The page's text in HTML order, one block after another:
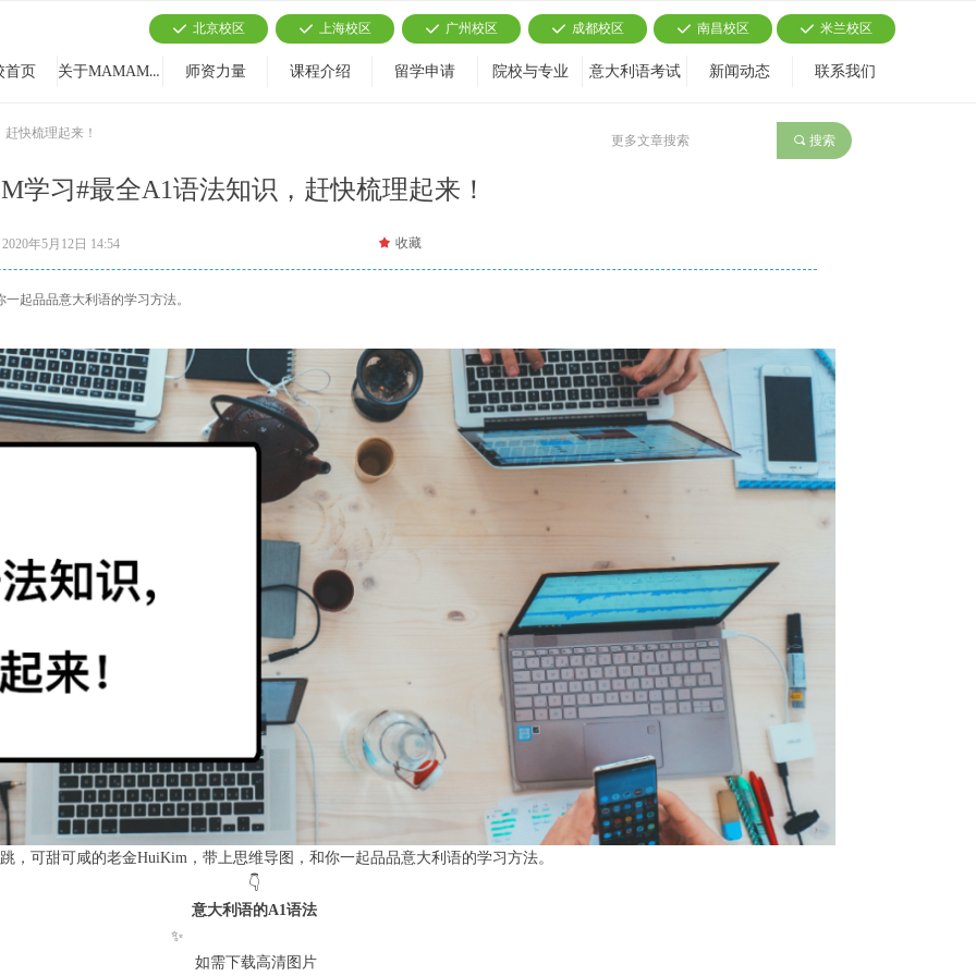
首页 关于MAMAMIA 师资力量 课程介绍 留学申请 院校与专业 意大利语考试 新闻动态 联系我们
끳 广州校区
끳 北京校区 끳 上海校区 끳 成都校区 끳 南昌校区 끳 米兰校区
M学习#最全A1语法知识，赶快梳理起来！
快梳理起来！
，可甜可咸的老金HuiKim，带上思维导图，和你一起品品意大利语的学习方法。
👇
意大利语的A1语法
✨
如需下载高清图片
2020年5月12日 14:54 끄 收藏
起品品意大利语的学习方法。
끠 搜索